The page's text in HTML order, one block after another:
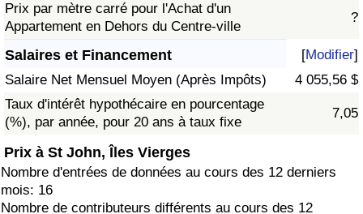
Prix par mètre carré pour l'Achat d'un
Appartement en Dehors du Centre-ville
?
Salaires et Financement [Modifier]
Salaire Net Mensuel Moyen (Après Impôts)
4 055,56 $
Taux d'intérêt hypothécaire en pourcentage
(%), par année, pour 20 ans à taux fixe
7,05
Prix à St John, Îles Vierges
Nombre d'entrées de données au cours des 12 derniers
mois: 16
Nombre de contributeurs différents au cours des 12